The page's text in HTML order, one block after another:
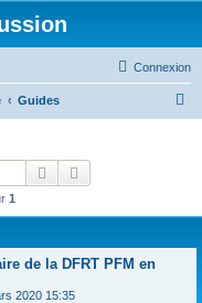
Connexion
Guides
Rechercher
1
de la DFRT PFM en
2020 15:35